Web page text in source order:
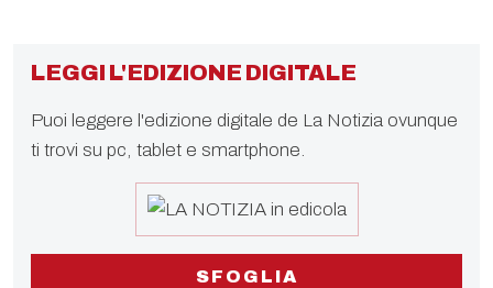
LEGGI L'EDIZIONE DIGITALE
Puoi leggere l'edizione digitale de La Notizia ovunque
ti trovi su pc, tablet e smartphone.
SFOGLIA